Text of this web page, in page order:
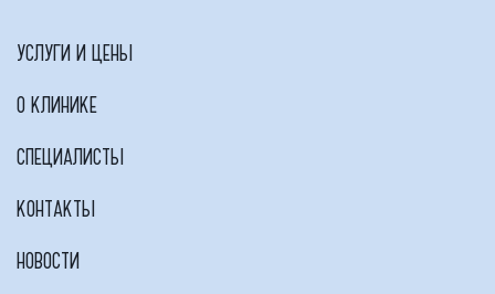
УСЛУГИ И ЦЕНЫ
О КЛИНИКЕ
СПЕЦИАЛИСТЫ
КОНТАКТЫ
НОВОСТИ